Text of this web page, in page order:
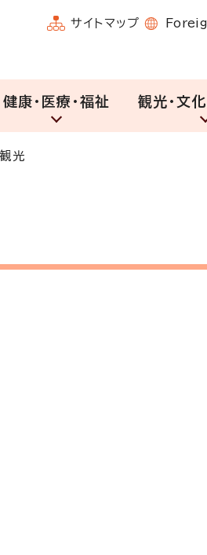
サイトマップ
健康・医療・福祉 観光・文
観光